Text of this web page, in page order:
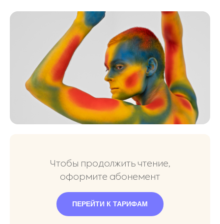
Чтобы продолжить чтение,
оформите абонемент
ПЕРЕЙТИ К ТАРИФАМ